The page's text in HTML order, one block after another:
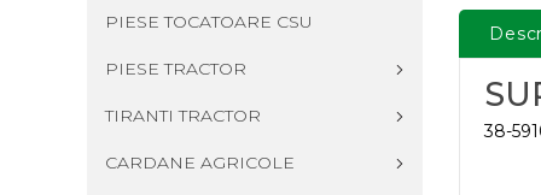
PIESE TOCATOARE CSU
PIESE TRACTOR
TIRANTI TRACTOR
CARDANE AGRICOLE
38-